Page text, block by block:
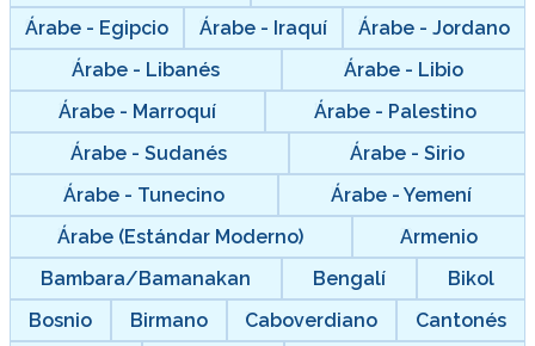
Árabe - Egipcio
Árabe - Iraquí
Árabe - Jordano
Árabe - Libanés
Árabe - Libio
Árabe - Marroquí
Árabe - Palestino
Árabe - Sudanés
Árabe - Sirio
Árabe - Tunecino
Árabe - Yemení
Árabe (Estándar Moderno)
Armenio
Bambara/Bamanakan
Bengalí
Bikol
Bosnio
Birmano Caboverdiano
Cantonés